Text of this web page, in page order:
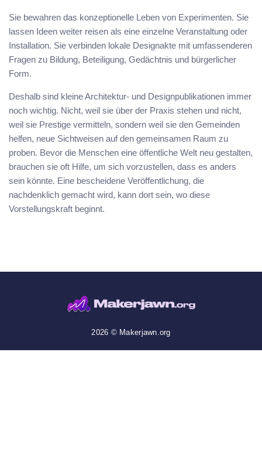
Sie bewahren das konzeptionelle Leben von Experimenten. Sie
lassen Ideen weiter reisen als eine einzelne Veranstaltung oder
Installation. Sie verbinden lokale Designakte mit umfassenderen
Fragen zu Bildung, Beteiligung, Gedächtnis und bürgerlicher
Form.
Deshalb sind kleine Architektur- und Designpublikationen immer
noch wichtig. Nicht, weil sie über der Praxis stehen und nicht,
weil sie Prestige vermitteln, sondern weil sie den Gemeinden
helfen, neue Sichtweisen auf den gemeinsamen Raum zu
proben. Bevor die Menschen eine öffentliche Welt neu gestalten,
brauchen sie oft Hilfe, um sich vorzustellen, dass es anders
sein könnte. Eine bescheidene Veröffentlichung, die
nachdenklich gemacht wird, kann dort sein, wo diese
Vorstellungskraft beginnt.
2026 © Makerjawn.org